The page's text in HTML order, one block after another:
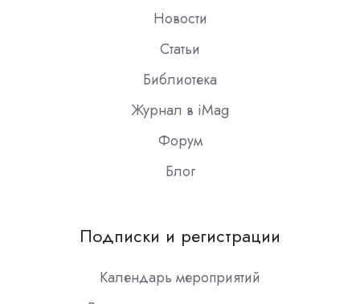
Новости
Статьи
Библиотека
Журнал в iMag
Форум
Блог
Подписки и регистрации
Календарь мероприятий